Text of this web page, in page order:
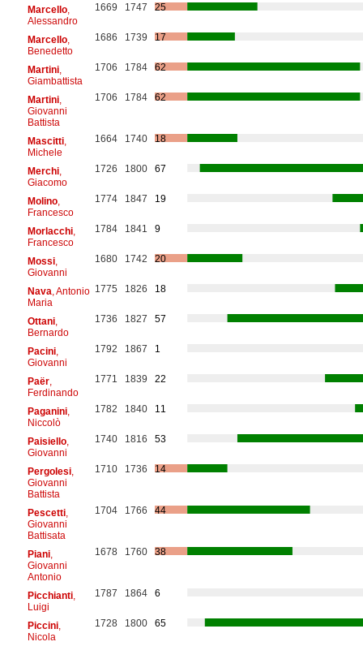
Marcello,
Alessandro
1669 1747 25
Marcello,
Benedetto
1686 1739 17
Martini,
Giambattista
1706 1784 62
Martini,
Giovanni
Battista
1706 1784 62
Mascitti,
Michele
1664 1740 18
Merchi,
Giacomo
1726 1800 67
Molino,
Francesco
1774 1847 19
Morlacchi,
Francesco
1784 1841 9
Mossi,
Giovanni
1680 1742 20
Nava , Antonio
Maria
1775 1826 18
Ottani,
Bernardo
1736 1827 57
Pacini,
Giovanni
1792 1867 1
Paër,
Ferdinando
1771 1839 22
Paganini,
Niccolò
1782 1840 11
Paisiello,
Giovanni
1740 1816 53
Pergolesi,
Giovanni
Battista
1710 1736 14
Pescetti,
Giovanni
Battisata
1704 1766 44
Piani,
Giovanni
Antonio
1678 1760 38
Picchianti,
Luigi
1787 1864 6
Piccini,
Nicola
1728 1800 65